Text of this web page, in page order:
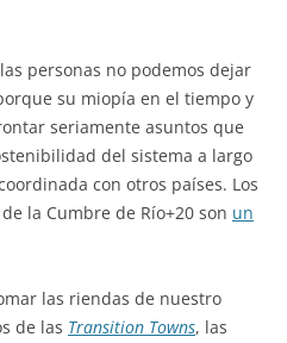
personas no podemos dejar
su miopía en el tiempo y
seriamente asuntos que
del sistema a largo
con otros países. Los
la Cumbre de Río+20 son un
las riendas de nuestro
de las Transition Towns, las